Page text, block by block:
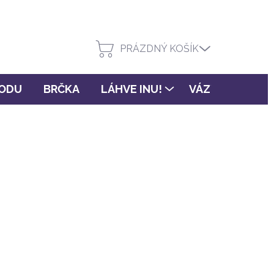
PRÁZDNÝ KOŠÍK
BRČKA LÁHVE INU! VÁZY FLORA